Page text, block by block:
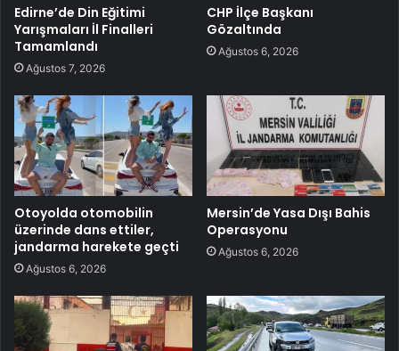
Edirne’de Din Eğitimi
Yarışmaları İl Finalleri
Tamamlandı
Ağustos 7, 2026
CHP İlçe Başkanı
Gözaltında
Ağustos 6, 2026
Otoyolda otomobilin
üzerinde dans ettiler,
jandarma harekete geçti
Ağustos 6, 2026
Mersin’de Yasa Dışı Bahis
Operasyonu
Ağustos 6, 2026